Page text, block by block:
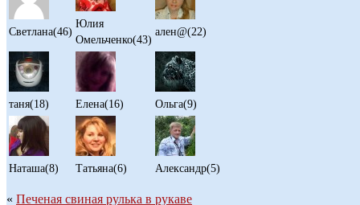
Светлана(46)
Юлия
Омельченко(43)
ален@(22)
таня(18) Елена(16) Ольга(9)
Наташа(8) Татьяна(6) Александр(5)
« Печеная свиная рулька в рукаве